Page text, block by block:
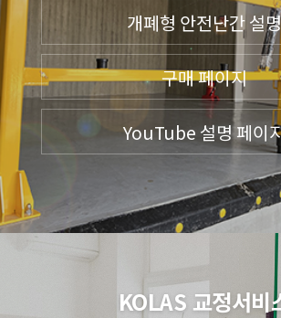
개폐형 안전난간 설명
구매 페이지
YouTube 설명 페이
KOLAS 교정서비